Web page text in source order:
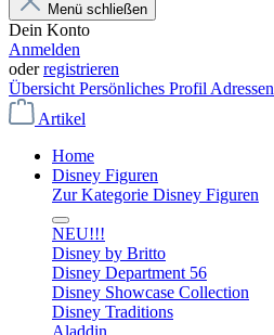
Menü schließen
Dein Konto
Anmelden
oderregistrieren
Übersicht Persönliches Profil Adressen
Artikel
Home
Disney Figuren
Zur Kategorie Disney Figuren
NEU!!!
Disney by Britto
Disney Department 56
Disney Showcase Collection
Disney Traditions
Aladdin